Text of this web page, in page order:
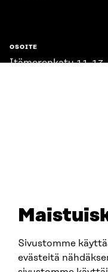
Sivustomme
evästeitä
OSOITE
Itämerenkatu 11-13,
SITRA SOSIAALISESSA